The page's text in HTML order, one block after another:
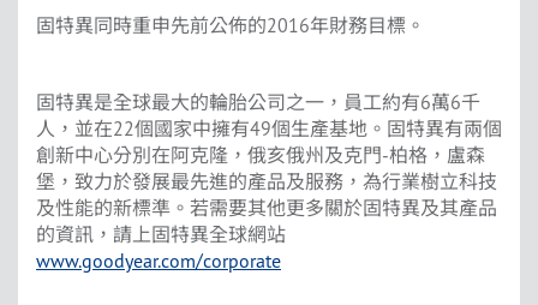
固特異同時重申先前公佈的2016年財務目標。
固特異是全球最大的輪胎公司之一，員工約有6萬6千
人，並在22個國家中擁有49個生產基地。固特異有兩個
創新中心分別在阿克隆，俄亥俄州及克門-柏格，盧森
堡，致力於發展最先進的產品及服務，為行業樹立科技
及性能的新標準。若需要其他更多關於固特異及其產品
的資訊，請上固特異全球網站
www.goodyear.com/corporate